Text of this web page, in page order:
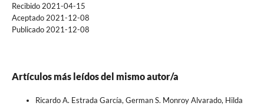
Recibido 2021-04-15
Aceptado 2021-12-08
Publicado 2021-12-08
Artículos más leídos del mismo autor/a
Ricardo A. Estrada García, German S. Monroy Alvarado, Hilda